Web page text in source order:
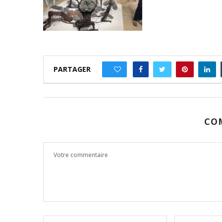
PARTAGER